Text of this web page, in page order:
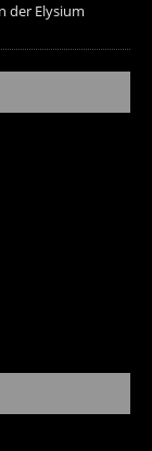
der Elysium